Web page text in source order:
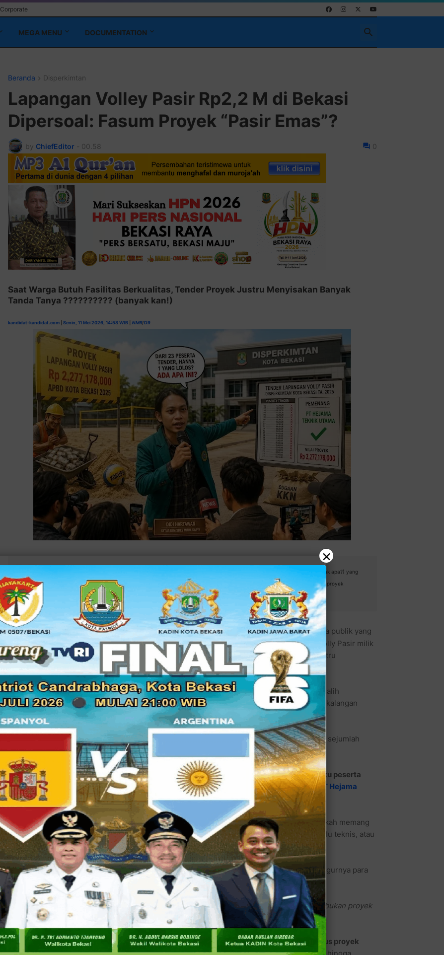
Corporate
MEGA MENU DOCUMENTATION
Beranda Disperkimtan
Lapangan Volley Pasir Rp2,2 M di Bekasi
Dipersoal: Fasum Proyek “Pasir Emas”?
by ChiefEditor - 00.58 0
Saat Warga Butuh Fasilitas Berkualitas, Tender Proyek Justru Menyisakan Banyak
Tanda Tanya ?????????? (banyak kan!)
kandidat-kandidat.com| Senin, 11 Mei 2026, 14:58 WIB| NMR/DR
Dari 23 peserta tender, hanya satu perusahaan (ya iyalah cuma satu yang lolos tender proyek, masak semuanya harus lolos? Gilak apa?) yang
lolos (nah yang jadi
majalahkenapa dia yang harus lolos? Majalah? Yamasalah
lah pastinya!?) Mahasiswa curiga proses evaluasi proyek
Disperkimtan Kota Bekasi terlalu “sunyi” untuk ukuran proyek miliaran rupiah.
—KOTA BEKASI | Di tengah kebutuhan masyarakat Kota Bekasi terhadap ruang olahraga publik yang
layak, sehat, dan benar-benar bisa dimanfaatkan warga, proyek pembangunan Lapangan Volly Pasir milik
Dinas Perumahan, Kawasan Permukiman, dan Pertanahan
(Disperkimtan) Kota Bekasi justru
memunculkan aroma persoalan yang mengusik rasa keadilan publik.
Nilai proyeknya tidak kecil:Rp2.277.178.000dari APBD Tahun Anggaran 2025. Namun alih-alih
menghadirkan optimisme, proses tender proyek ini malah memantik pertanyaan tajam dari kalangan
mahasiswa.
Badan Eksekutif Mahasiswa
(BEM) STIES Mitra Karya menilai proyek tersebut menyimpan sejumlah
kejanggalan yang patut dibuka secara terang-benderang kepada masyarakat.
Sorotan paling utama muncul dari hasil tender yang diikuti23 perusahaan, tetapi hanyasatu peserta
yang berhasil lolos hingga tahap akhir evaluasi dan ditetapkan sebagai pemenang, yakniPT Hejama
Teknik Utama
Bagi publik awam, situasi ini tentu memunculkan pertanyaan sederhana namun serius: apakah memang
22 perusahaan lainnya tidak layak, atau ada mekanisme evaluasi yang terlalu sempit, terlalu teknis, atau
bahkan terlalu “terarah”?
KetuaBEM STIES Mitra Karya, Didi Hartawan, menilai publik berhak mengetahui alasan gugurnya para
peserta lain secara rinci dan transparan.
“Kalau dari23 peserta hanya satu yang lolos, tentu publik bertanya-tanya. Ini uang rakyat, bukan proyek
rahasia,
” ujarnya.
Pernyataan itu sebenarnya bukan sekadar kritik mahasiswa biasa. Di tengah maraknya
kasus proyek
pemerintahyang belakangan tersandung persoalan kualitas pekerjaan, mark-up anggaran, hingga
×